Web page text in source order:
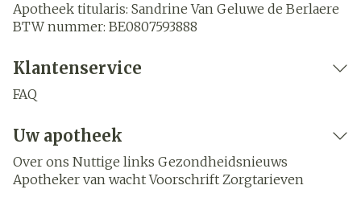
Apotheek titularis: Sandrine Van Geluwe de Berlaere
BTW nummer: BE0807593888
Klantenservice
FAQ
Uw apotheek
Over ons Nuttige links Gezondheidsnieuws
Apotheker van wacht Voorschrift Zorgtarieven